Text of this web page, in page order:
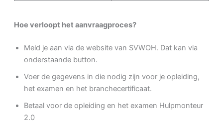
Hoe verloopt het aanvraagproces?
Meld je aan via de website van SVWOH. Dat kan via
onderstaande button.
Voer de gegevens in die nodig zijn voor je opleiding,
het examen en het branchecertificaat.
Betaal voor de opleiding en het examen Hulpmonteur
2.0